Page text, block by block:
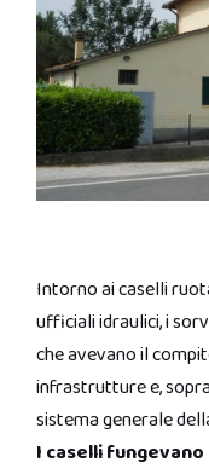
Intorno ai caselli
ufficiali idraulici, i
che avevano il
infrastrutture e,
sistema generale
I caselli